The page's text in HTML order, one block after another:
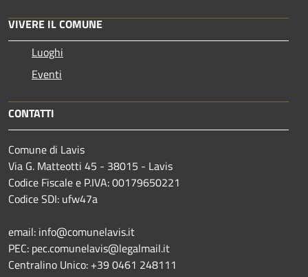
VIVERE IL COMUNE
Luoghi
Eventi
CONTATTI
Comune di Lavis
Via G. Matteotti 45 - 38015 - Lavis
Codice Fiscale e P.IVA: 00179650221
Codice SDI: ufw47a
email: info@comunelavis.it
PEC: pec.comunelavis@legalmail.it
Centralino Unico: +39 0461 248111